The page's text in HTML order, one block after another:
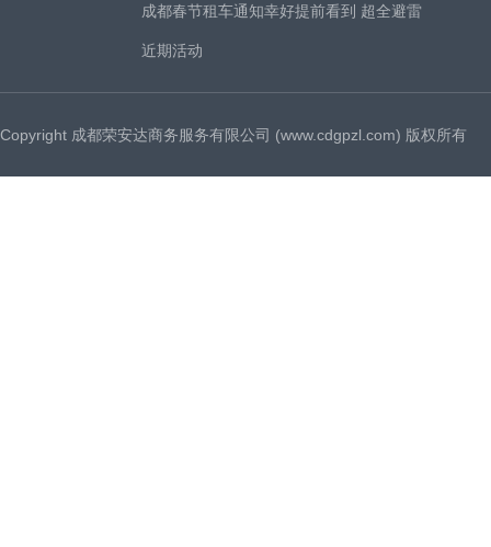
成都春节租车通知幸好提前看到 超全避雷
近期活动
Copyright 成都荣安达商务服务有限公司 (www.cdgpzl.com) 版权所有